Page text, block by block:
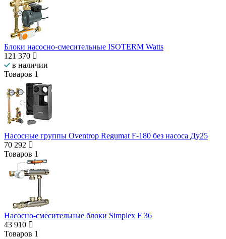
Блоки насосно-смесительные ISOTERM Watts
121 370
в наличии
Товаров 1
Насосные группы Oventrop Regumat F-180 без насоса Ду25
70 292
Товаров 1
Насосно-смесительные блоки Simplex F 36
43 910
Товаров 1